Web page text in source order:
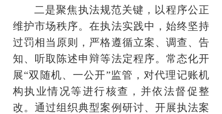
二是聚焦执法规范关键，以程序公正
维护市场秩序。在执法实践中 ， 始终坚持
过罚相当原则，严格遵循立案、调查、告
知、听取陈述申辩等法定程序。常态化开
展“双随机、一公开”监管，对代理记账机
构执业情况等进行核查，并依法督促整
改。通过组织典型案例研讨、开展执法案